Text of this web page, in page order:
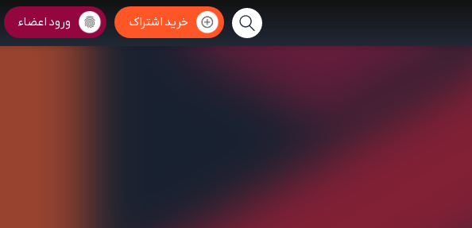
ورود اعضاء خرید اشتراک